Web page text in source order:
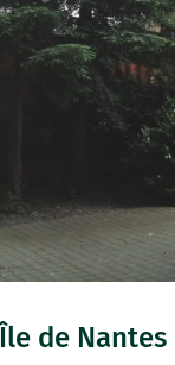
Île de Nantes